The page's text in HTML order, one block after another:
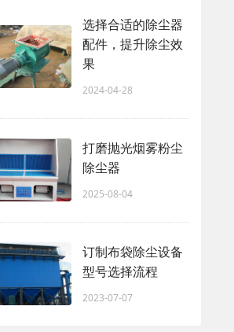
选择合适的除尘器
配件，提升除尘效
果
2024-04-28
打磨抛光烟雾粉尘
除尘器
2025-08-04
订制布袋除尘设备
型号选择流程
2023-07-07